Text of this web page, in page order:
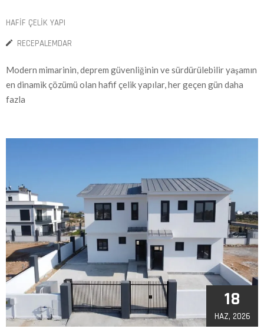
HAFIF ÇELIK YAPI
RECEPALEMDAR
Modern mimarinin, deprem güvenliğinin ve sürdürülebilir yaşamın
en dinamik çözümü olan hafif çelik yapılar, her geçen gün daha
fazla
18
HAZ, 2026